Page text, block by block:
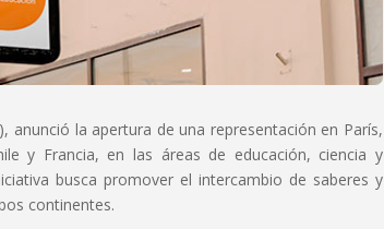
anunció la apertura de una representación en París,
y Francia, en las áreas de educación, ciencia y
busca promover el intercambio de saberes y
continentes.